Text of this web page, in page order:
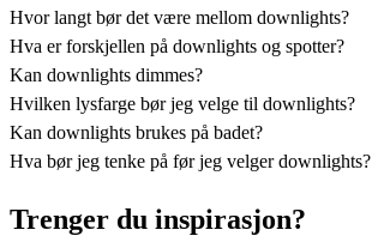
Hvor langt bør det være mellom downlights?
Hva er forskjellen på downlights og spotter?
Kan downlights dimmes?
Hvilken lysfarge bør jeg velge til downlights?
Kan downlights brukes på badet?
Hva bør jeg tenke på før jeg velger downlights?
Trenger du inspirasjon?